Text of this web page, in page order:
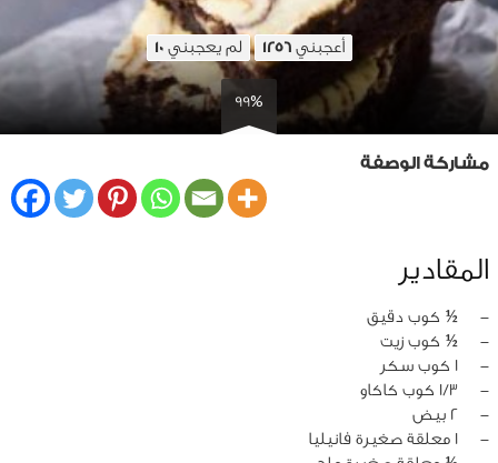
أعجبني1256 لم يعجبني10
99%
مشاركة الوصفة
المقادير
‏-
½ كوب دقيق
‏-
½ كوب زيت
‏-
1 كوب سكر
‏-
1/3 كوب كاكاو
‏-
2 بيض
‏-
1 معلقة صغيرة فانيليا